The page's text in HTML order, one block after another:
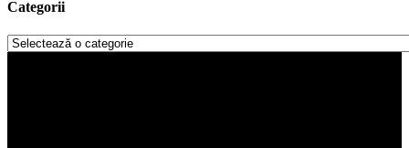
Categorii
Categorii